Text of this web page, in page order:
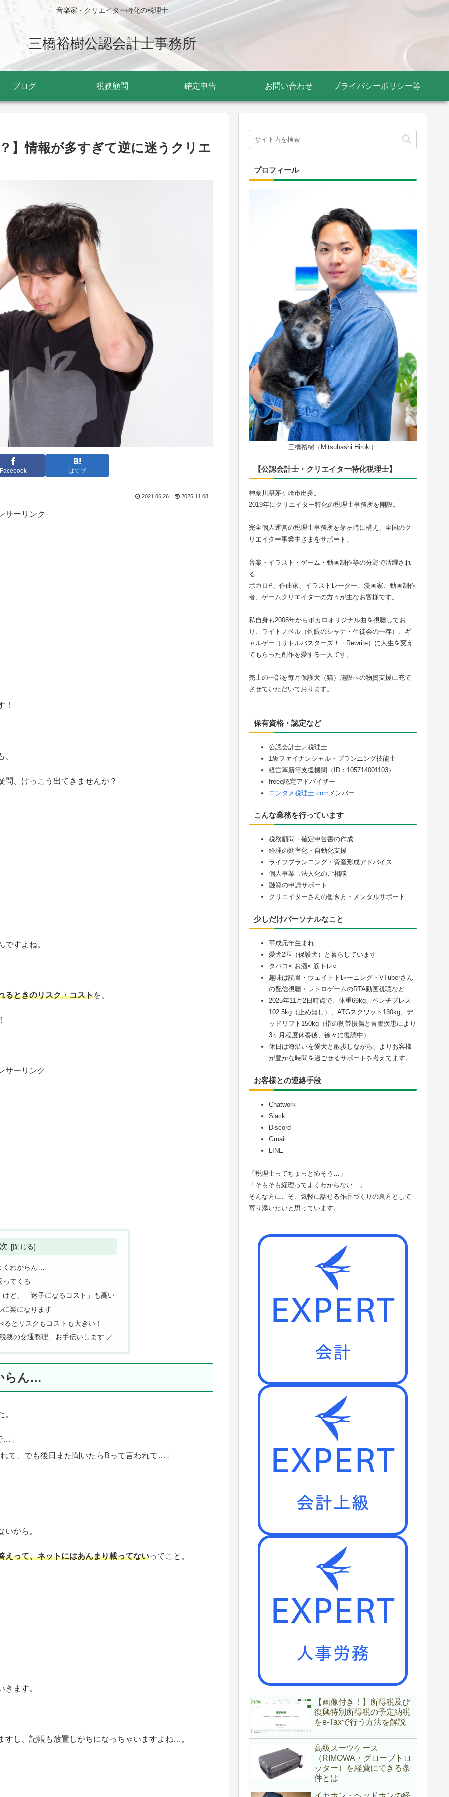
音楽家・クリエイター特化の税理士
三橋裕樹公認会計士事務所
ブログ 税務顧問 確定申告 お問い合わせ プライバシーポリシー等
】情報が多すぎて逆に迷うクリエ
Facebook はてブ
2021.06.26 2025.11.08
サーリンク
！
、けっこう出てきませんか？
すよね。
るときのリスク・コストを、
サーリンク
わからん…
てくる
ど、「迷子になるコスト」も高い
楽になります
とリスクもコストも大きい！
務の交通整理、お手伝いします ／
らん…
…」
て、でも後日また聞いたらBって言われて…」
から。
えって、ネットにはあんまり載ってないってこと。
ます。
し、記帳も放置しがちになっちゃいますよね…。
プロフィール
三橋裕樹（Mitsuhashi Hiroki）
【公認会計士・クリエイター特化税理士】
神奈川県茅ヶ崎市出身。
2019年にクリエイター特化の税理士事務所を開設。
完全個人運営の税理士事務所を茅ヶ崎に構え、全国のク
リエイター事業主さまをサポート。
音楽・イラスト・ゲーム・動画制作等の分野で活躍され
る
ボカロP、作曲家、イラストレーター、漫画家、動画制作
者、ゲームクリエイターの方々が主なお客様です。
私自身も2008年からボカロオリジナル曲を視聴してお
り、ライトノベル（灼眼のシャナ・生徒会の一存）、ギ
ャルゲー（リトルバスターズ！・Rewrite）に人生を変え
てもらった創作を愛する一人です。
売上の一部を毎月保護犬（猫）施設への物資支援に充て
させていただいております。
保有資格・認定など
公認会計士／税理士
1級ファイナンシャル・プランニング技能士
経営革新等支援機関（ID：105714001103）
freee認定アドバイザー
エンタメ税理士.com メンバー
こんな業務を行っています
税務顧問・確定申告書の作成
経理の効率化・自動化支援
ライフプランニング・資産形成アドバイス
個人事業→法人化のご相談
融資の申請サポート
クリエイターさんの働き方・メンタルサポート
少しだけパーソナルなこと
平成元年生まれ
愛犬2匹（保護犬）と暮らしています
タバコ× お酒× 筋トレ○
趣味は読書・ウェイトトレーニング・VTuberさん
の配信視聴・レトロゲームのRTA動画視聴など
2025年11月2日時点で、体重69kg、ベンチプレス
102.5kg（止め無し）、ATGスクワット130kg、デ
ッドリフト150kg（指の靭帯損傷と胃腸疾患により
3ヶ月程度休養後、徐々に復調中）
休日は海沿いを愛犬と散歩しながら、よりお客様
が豊かな時間を過ごせるサポートを考えてます。
お客様との連絡手段
Chatwork
Slack
Discord
Gmail
LINE
「税理士ってちょっと怖そう…」
「そもそも経理ってよくわからない…」
そんな方にこそ、気軽に話せる作品づくりの裏方として
寄り添いたいと思っています。
【画像付き！】所得税及び
復興特別所得税の予定納税
をe-Taxで行う方法を解説
高級スーツケース
（RIMOWA・グローブトロ
ッター）を経費にできる条
件とは